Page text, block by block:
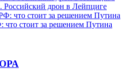
Российский дрон в Лейпциге
стоит за решением Путина